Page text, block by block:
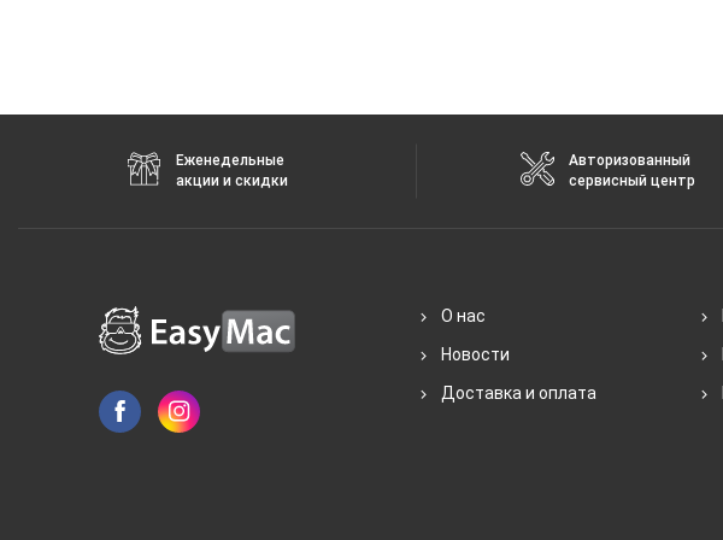
Еженедельные
акции и скидки
Авторизованный
сервисный центр
О нас
Новости
Доставка и оплата